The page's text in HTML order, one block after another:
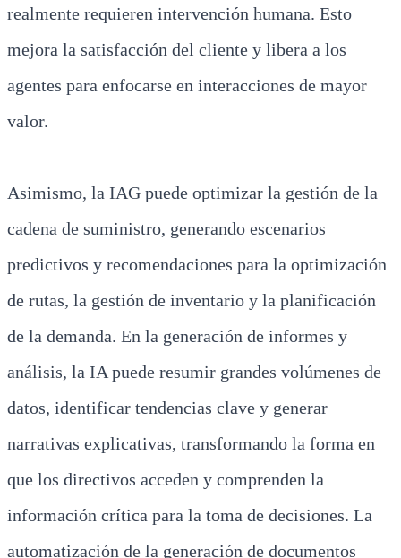
realmente requieren intervención humana. Esto
mejora la satisfacción del cliente y libera a los
agentes para enfocarse en interacciones de mayor
valor.
Asimismo, la IAG puede optimizar la gestión de la
cadena de suministro, generando escenarios
predictivos y recomendaciones para la optimización
de rutas, la gestión de inventario y la planificación
de la demanda. En la generación de informes y
análisis, la IA puede resumir grandes volúmenes de
datos, identificar tendencias clave y generar
narrativas explicativas, transformando la forma en
que los directivos acceden y comprenden la
información crítica para la toma de decisiones. La
automatización de la generación de documentos